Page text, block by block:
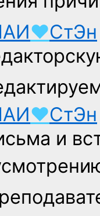
♥СтЭн
♥СтЭн
и